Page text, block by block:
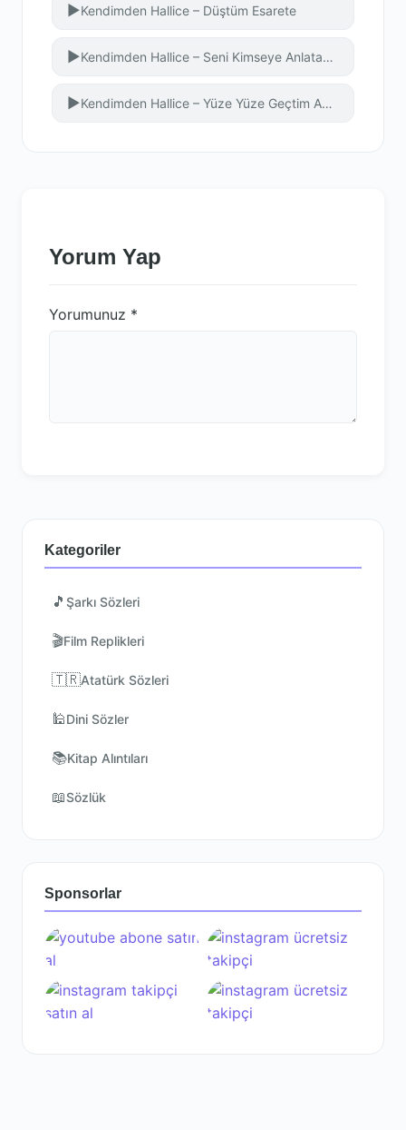
▶Kendimden Hallice – Düştüm Esarete
▶ Kendimden Hallice – Seni Kimseye Anlatamazdım
▶ Kendimden Hallice – Yüze Yüze Geçtim Ankara’yı
Yorum Yap
Yorumunuz *
Kategoriler
🎵 Şarkı Sözleri
🎬Film Replikleri
🇹🇷Atatürk Sözleri
🕌Dini Sözler
📚Kitap Alıntıları
📖Sözlük
Sponsorlar